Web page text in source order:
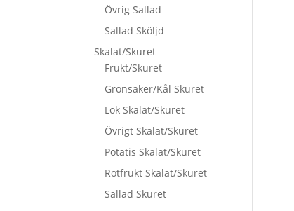
Övrig Sallad
Sallad Sköljd
Skalat/Skuret
Frukt/Skuret
Grönsaker/Kål Skuret
Lök Skalat/Skuret
Övrigt Skalat/Skuret
Potatis Skalat/Skuret
Rotfrukt Skalat/Skuret
Sallad Skuret